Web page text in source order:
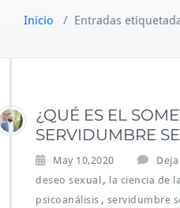
Inicio / Entradas
¿QUÉ ES EL
SERVIDUMBRE
May 10,2020
deseo sexual , la ciencia de
psicoanálisis , servidumbre